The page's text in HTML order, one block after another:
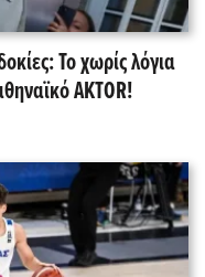
Το χωρίς λόγια
AKTOR!